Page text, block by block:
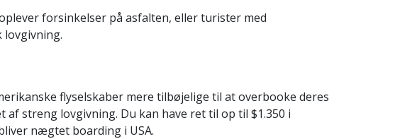
forsinkelser på asfalten, eller turister med
lovgivning.
flyselskaber mere tilbøjelige til at overbooke deres
streng lovgivning. Du kan have ret til op til $1.350 i
nægtet boarding i USA.